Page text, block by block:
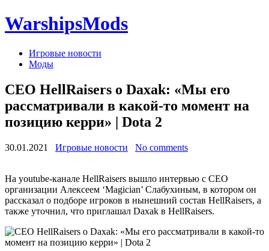
WarshipsMods
Игровые новости
Моды
CEO HellRaisers о Daxak: «Мы его
рассматривали в какой-то момент на
позицию керри» | Dota 2
30.01.2021 Игровые новости No comments
На youtube-канале HellRaisers вышло интервью с CEO
организации Алексеем ‘Magician’ Слабухиным, в котором он
рассказал о подборе игроков в нынешний состав HellRaisers, а
также уточнил, что приглашал Daxak в HellRaisers.